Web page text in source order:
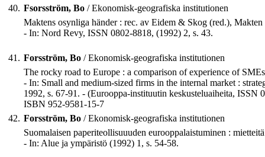
40. Fsorsström, Bo / Ekonomisk-geografiska institutionen
Maktens osynliga händer : rec. av Eidem & Skog (red.),
- In: Nord Revy, ISSN 0802-8818, (1992) 2, s. 43.
41. Forsström, Bo / Ekonomisk-geografiska institutionen
The rocky road to Europe : a comparison of experience of
- In: Small and medium-sized firms in the internal market :
1992, s. 67-91. - (Eurooppa-instituutin keskusteluaiheita, ISSN
ISBN 952-9581-15-7
42. Forsström, Bo / Ekonomisk-geografiska institutionen
Suomalaisen paperiteollisuuuden eurooppalaistuminen :
- In: Alue ja ympäristö (1992) 1, s. 54-58.